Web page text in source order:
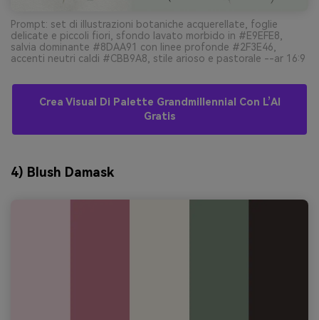
Prompt: set di illustrazioni botaniche acquerellate, foglie
delicate e piccoli fiori, sfondo lavato morbido in #E9EFE8,
salvia dominante #8DAA91 con linee profonde #2F3E46,
accenti neutri caldi #CBB9A8, stile arioso e pastorale --ar 16:9
Crea Visual Di Palette Grandmillennial Con L’AI
Gratis
4) Blush Damask